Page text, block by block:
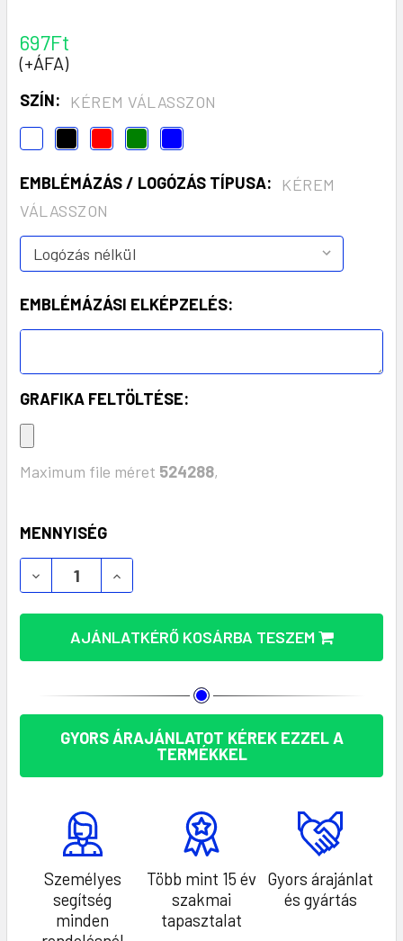
697Ft
(+ÁFA)
SZÍN: KÉREM VÁLASSZON
EMBLÉMÁZÁS / LOGÓZÁS TÍPUSA:
KÉREM
VÁLASSZON
EMBLÉMÁZÁSI ELKÉPZELÉS:
GRAFIKA FELTÖLTÉSE:
Maximum file méret 524288,
KÉSZLET:
MENNYISÉG
VOLTAR BLUETOOTH FEJHALLGATÓ – PRÉMIUM
VOLTAR BLUETOOTH FEJHALLGATÓ –
AJÁNLATKÉRŐ KOSÁRBA TESZEM
GYORS ÁRAJÁNLATOT KÉREK EZZEL A
TERMÉKKEL
Személyes
segítség
minden
Több mint 15 év
szakmai
tapasztalat
Gyors árajánlat
és gyártás